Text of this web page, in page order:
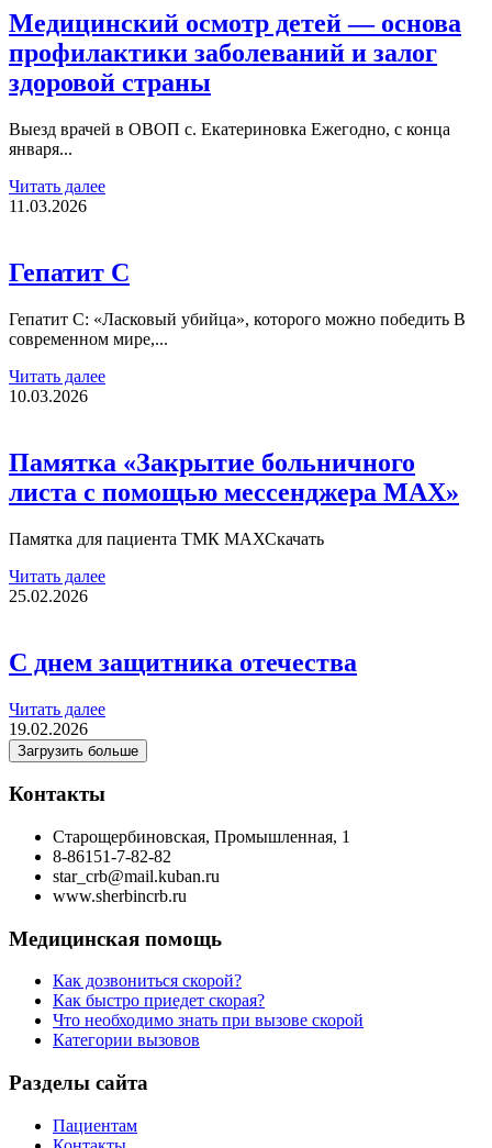
Медицинский осмотр детей — основа
профилактики заболеваний и залог
здоровой страны
Выезд врачей в ОВОП с. Екатериновка Ежегодно, с конца
января...
Читать далее
11.03.2026
Гепатит С
Гепатит С: «Ласковый убийца», которого можно победить В
современном мире,...
Читать далее
10.03.2026
Памятка «Закрытие больничного
листа с помощью мессенджера MAX»
Памятка для пациента ТМК МАХСкачать
Читать далее
25.02.2026
С днем защитника отечества
Читать далее
19.02.2026
Загрузить больше
Контакты
Старощербиновская, Промышленная, 1
8-86151-7-82-82
star_crb@mail.kuban.ru
www.sherbincrb.ru
Медицинская помощь
Как дозвониться скорой?
Как быстро приедет скорая?
Что необходимо знать при вызове скорой
Категории вызовов
Разделы сайта
Пациентам